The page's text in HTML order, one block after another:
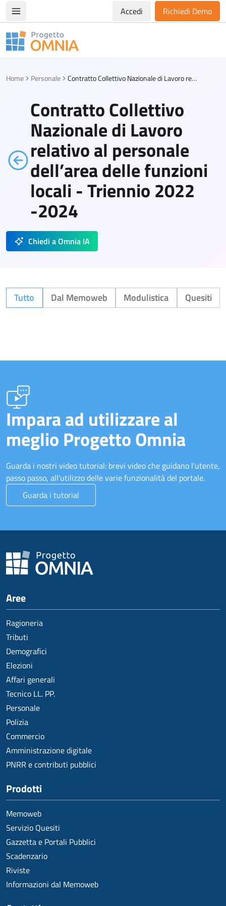
Apri/chiudi menù di navigazioneAccedi Richiedi Demo
Progetto Omnia
Home Personale Contratto Collettivo Nazionale di Lavoro relativo al personale dell’area delle funzioni locali - Triennio 2022 -2024
Contratto Collettivo
Nazionale di Lavoro
relativo al personale
dell’area delle funzioni
locali - Triennio 2022
-2024
Chiedi a Omnia IA
Tutto Dal Memoweb Modulistica Quesiti
Impara ad utilizzare al
meglio Progetto Omnia
Guarda i nostri video tutorial: brevi video che guidano l'utente,
passo passo, all'utilizzo delle varie funzionalità del portale.
Guarda i tutorial
Aree
Ragioneria
Tributi
Demografici
Elezioni
Affari generali
Tecnico LL. PP.
Personale
Polizia
Commercio
Amministrazione digitale
PNRR e contributi pubblici
Prodotti
Memoweb
Servizio Quesiti
Gazzetta e Portali Pubblici
Scadenzario
Riviste
Informazioni dal Memoweb